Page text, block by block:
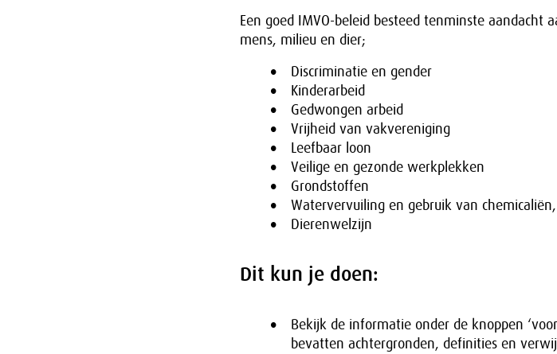
Een goed IMVO-beleid besteed tenminste aandacht
mens, milieu en dier;
Discriminatie en gender
Kinderarbeid
Gedwongen arbeid
Vrijheid van vakvereniging
Leefbaar loon
Veilige en gezonde werkplekken
Grondstoffen
Watervervuiling en gebruik van
Dierenwelzijn
Dit kun je doen:
Bekijk de informatie onder de knoppen
bevatten achtergronden, definities en